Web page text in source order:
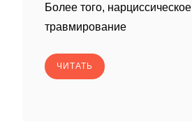
Более того, нарциссическое
травмирование
ЧИТАТЬ